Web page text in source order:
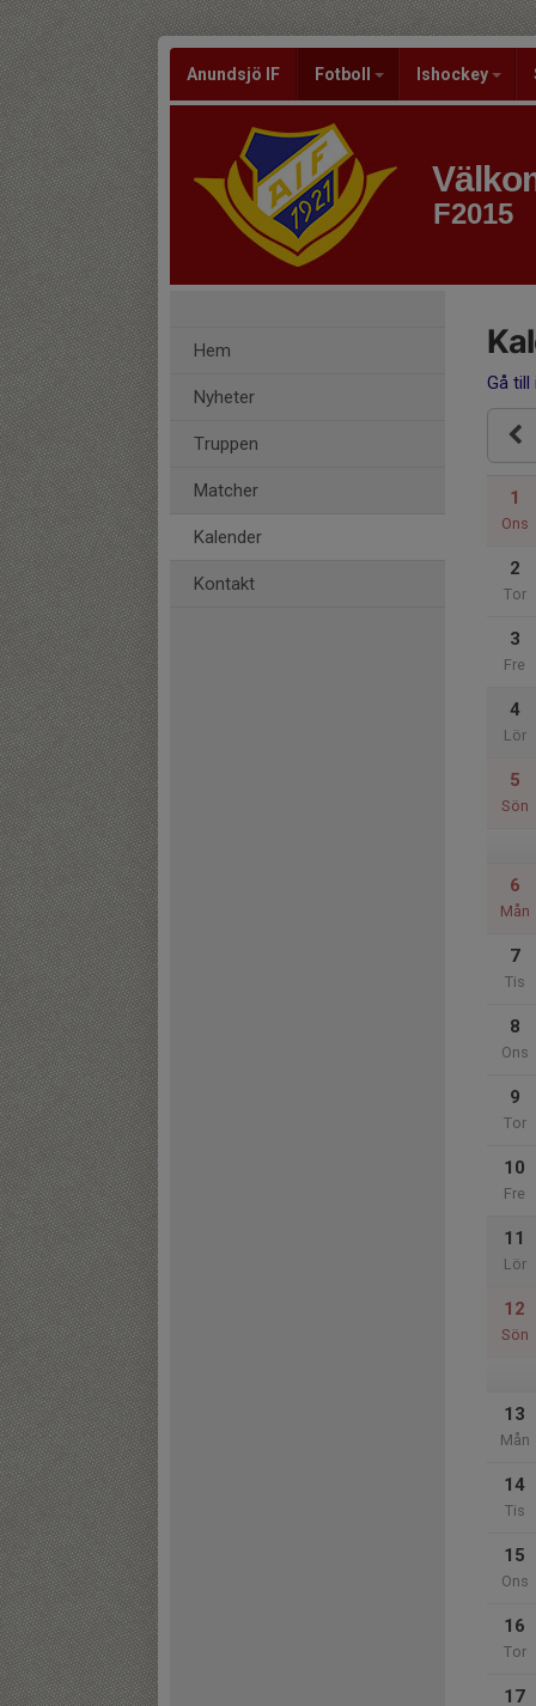
Anundsjö IF Fotboll Ishockey
F2015
Hem
Nyheter
Truppen
Matcher
Kalender
Kontakt
Gå till
1
Ons
2
Tor
3
Fre
4
Lör
5
Sön
6
Mån
7
Tis
8
Ons
9
Tor
10
Fre
11
Lör
12
Sön
13
Mån
14
Tis
15
Ons
16
Tor
17